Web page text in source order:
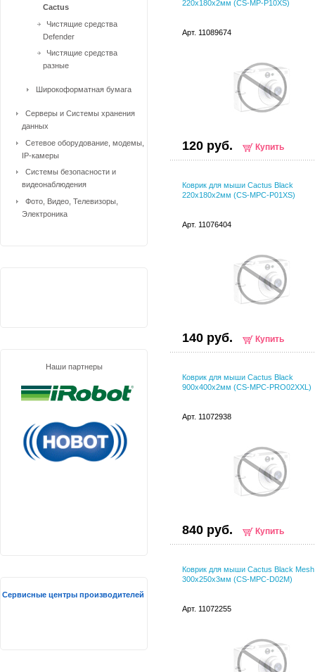
220x180x2мм (CS-MP-P10XS)
Арт. 11089674
120 руб. Купить
Коврик для мыши Cactus Black
220x180x2мм (CS-MPC-P01XS)
Арт. 11076404
140 руб. Купить
Коврик для мыши Cactus Black
900x400x2мм (CS-MPC-PRO02ХXL)
Арт. 11072938
840 руб. Купить
Коврик для мыши Cactus Black Mesh
300x250x3мм (CS-MPC-D02M)
Арт. 11072255
Cactus
Чистящие средства
Defender
Чистящие средства
разные
Широкоформатная бумага
Серверы и Системы хранения
данных
Сетевое оборудование, модемы,
IP-камеры
Системы безопасности и
видеонаблюдения
Фото, Видео, Телевизоры,
Электроника
Наши партнеры
Сервисные центры производителей